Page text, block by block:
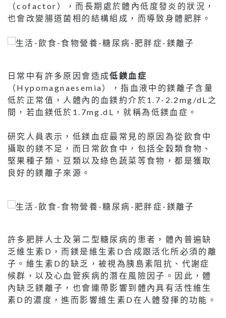
（cofactor），而長期處於體內低度發炎的狀況，
也會改變腸道菌相的結構組成，而導致身體肥胖。
日常中有許多原因會造成低鎂血症
（Hypomagnaesemia），指血液中的鎂離子含量
低於正常值，人體內的血鎂約介於1.7-2.2mg/dL之
間，若血鎂低於1.7mg.dL，就稱為低鎂血症。
研究人員表示，低鎂血症最常見的原因為從飲食中
攝取的鎂不足，而日常飲食中，包括全穀類食物、
堅果種子類、豆類以及綠色蔬菜等食物，都是獲取
良好的鎂離子來源。
許多肥胖人士及第二型糖尿病的患者，體內普遍缺
乏維生素D，而鎂是維生素D合成跟活化所必須的離
子。維生素D的缺乏，被視為胰島素阻抗、代謝症
候群，以及心血管疾病的潛在風險因子。因此，體
內缺乏鎂離子，也會連帶影響到體內具有活性維生
素D的濃度，進而影響維生素D在人體發揮的功能。